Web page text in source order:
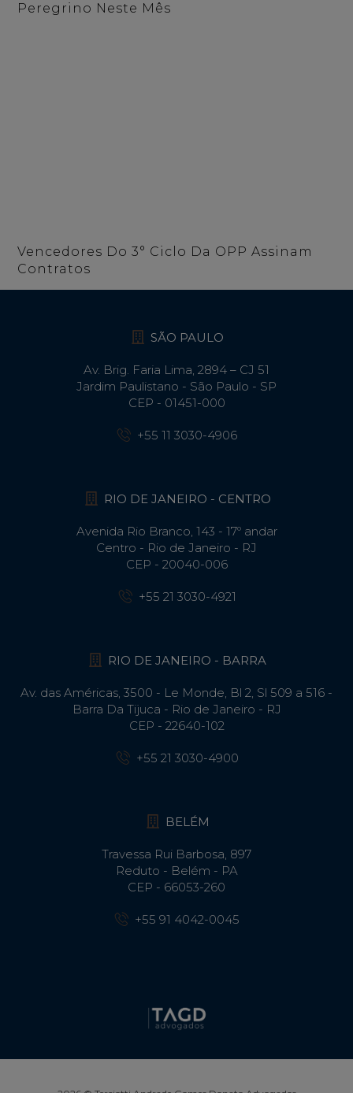
Peregrino Neste Mês
Vencedores Do 3° Ciclo Da OPP Assinam
Contratos
SÃO PAULO
Av. Brig. Faria Lima, 2894 – CJ 51
Jardim Paulistano - São Paulo - SP
CEP - 01451-000
+55 11 3030-4906
RIO DE JANEIRO - CENTRO
Avenida Rio Branco, 143 - 17º andar
Centro - Rio de Janeiro - RJ
CEP - 20040-006
+55 21 3030-4921
RIO DE JANEIRO - BARRA
Av. das Américas, 3500 - Le Monde, Bl 2, Sl 509 a 516 -
Barra Da Tijuca - Rio de Janeiro - RJ
CEP - 22640-102​
+55 21 3030-4900
BELÉM
Travessa Rui Barbosa, 897
Reduto - Belém - PA
CEP - 66053-260
+55 91 4042-0045